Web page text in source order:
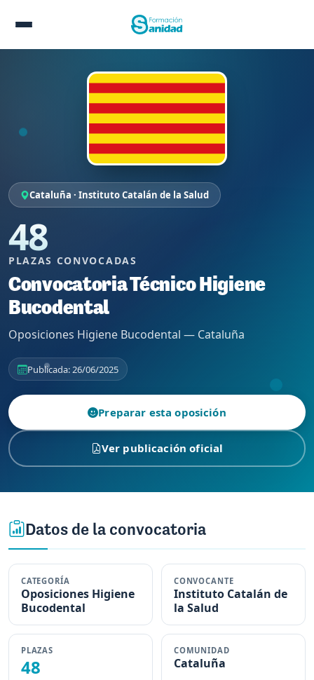
Cataluña · Instituto Catalán de la Salud
48
PLAZAS CONVOCADAS
Convocatoria Técnico Higiene
Bucodental
Oposiciones Higiene Bucodental — Cataluña
Publicada: 26/06/2025
Preparar esta oposición
Ver publicación oficial
Datos de la convocatoria
CATEGORÍA
Oposiciones Higiene
Bucodental
CONVOCANTE
Instituto Catalán de
la Salud
PLAZAS
48
COMUNIDAD
Cataluña